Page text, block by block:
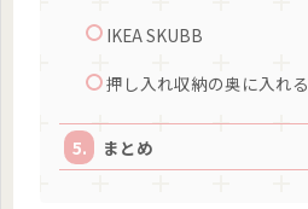
IKEA SKUBB
押し入れ収納の奥に入れる
まとめ